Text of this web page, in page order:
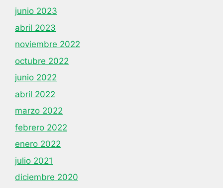
junio 2023
abril 2023
noviembre 2022
octubre 2022
junio 2022
abril 2022
marzo 2022
febrero 2022
enero 2022
julio 2021
diciembre 2020